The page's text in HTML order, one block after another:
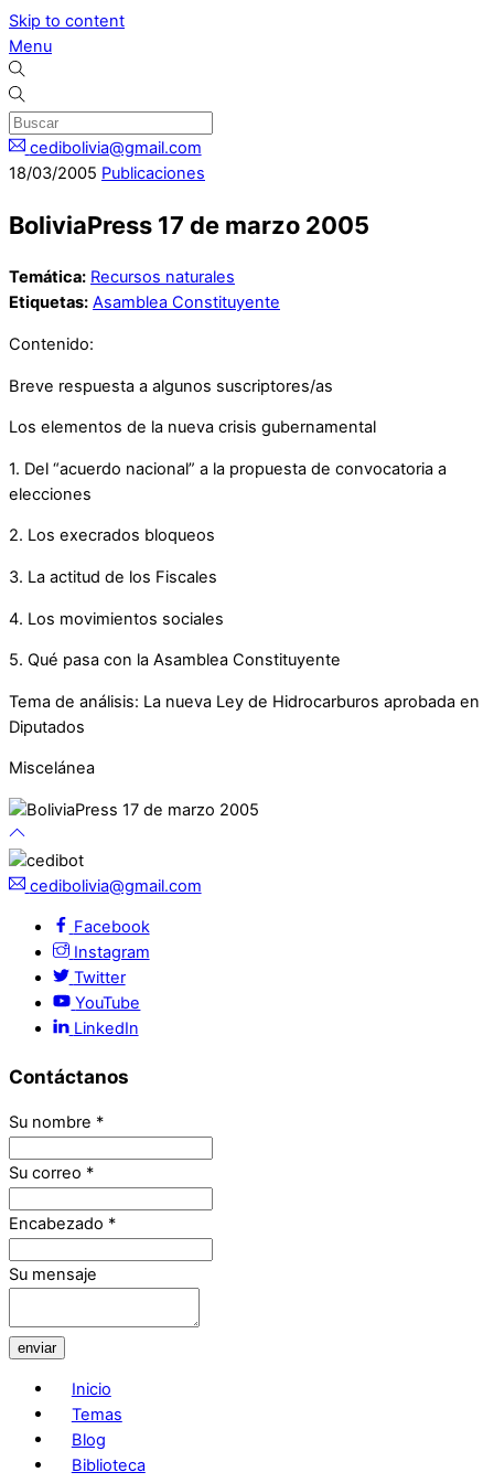
Skip to content
Menu
cedibolivia@gmail.com
18/03/2005 Publicaciones
BoliviaPress 17 de marzo 2005
Temática: Recursos naturales
Etiquetas: Asamblea Constituyente
Contenido:
Breve respuesta a algunos suscriptores/as
Los elementos de la nueva crisis gubernamental
1. Del “acuerdo nacional” a la propuesta de convocatoria a
elecciones
2. Los execrados bloqueos
3. La actitud de los Fiscales
4. Los movimientos sociales
5. Qué pasa con la Asamblea Constituyente
Tema de análisis: La nueva Ley de Hidrocarburos aprobada en
Diputados
Miscelánea
cedibolivia@gmail.com
Facebook
Instagram
Twitter
YouTube
LinkedIn
Contáctanos
Su nombre *
Su correo *
Encabezado *
Su mensaje
enviar
Inicio
Temas
Blog
Biblioteca